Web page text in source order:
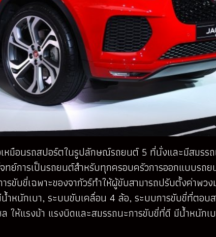
เหมือนรถสปอร์ตในรูปลักษณ์รถยนต์ 5 ที่นั่งและมีสมร
ย์การเป็นรถยนต์สำหรับทุกครอบครัวการออกแบบรถย
บขี่เฉพาะของจากัวร์ทำให้ผู้ขับสามารถปรับตั้งค่าพว
หนักเบา, ระบบขับเคลื่อน 4 ล้อ, ระบบการขับขี่ที่ตอบ
ให้แรงม้า แรงบิดและสมรรถนะการขับขี่ที่ดี มีน้ำหนักเ